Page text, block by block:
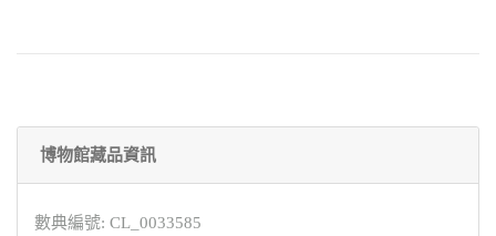
博物館藏品資訊
數典編號: CL_0033585